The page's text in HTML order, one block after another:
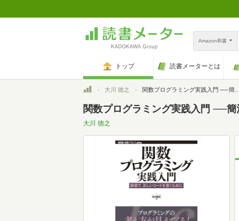
Amazon和書
トップ 読書メーターとは
トップ大川 徳之 関数プログラミング実践入門 ──簡潔で、正しいコードを書くために (WEB+DB PRESS plus)
関数プログラミング実践入門 ──
大川 徳之